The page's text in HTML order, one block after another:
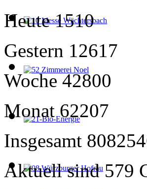
Heute1510
Gestern 12617
Woche42800
Monat 62207
Insgesamt
Aktuell sind 579